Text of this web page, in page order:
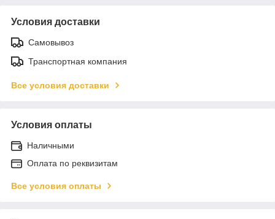
Условия доставки
Самовывоз
Транспортная компания
Все условия доставки
Условия оплаты
Наличными
Оплата по реквизитам
Все условия оплаты